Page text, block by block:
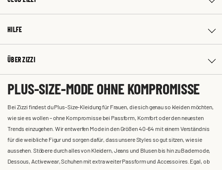
HILFE
ÜBER ZIZZI
PLUS-SIZE-MODE OHNE KOMPROMISSE
Bei Zizzi findest du Plus-Size-Kleidung für Frauen, die sich genau so kleiden möchten,
wie sie es wollen – ohne Kompromisse bei Passform, Komfort oder den neuesten
Trends einzugehen. Wir entwerfen Mode in den Größen 40-64 mit einem Verständnis
für die weibliche Figur und sorgen dafür, dass unsere Styles so gut sitzen, wie sie
aussehen. Stöbere durch alles von Kleidern, Jeans und Blusen bis hin zu Bademode,
Dessous, Activewear, Schuhen mit extra weiter Passform und Accessoires. Egal, ob